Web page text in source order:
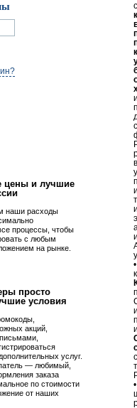
цены и лучшие
наши расходы
процессы, чтобы
с любым
на рынке.
просто
условия
акций,
услуг.
— любимый,
заказа
по стоимости
от наших